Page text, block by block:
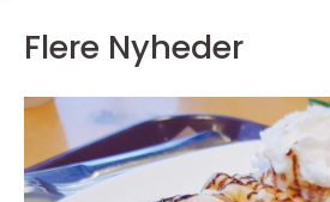
Flere Nyheder